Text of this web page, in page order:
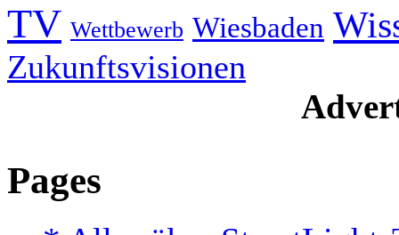
TV Wettbewerb Wiesbaden
Zukunftsvisionen
Pages